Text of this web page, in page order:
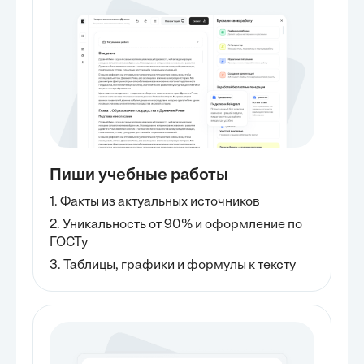
воздействие на
биоразнообразие. "Лукойл"
активно работает над снижением
этих рисков путем внедрения
передовых технологий и строгого
соблюдения экологических
стандартов. Компания также
осуществляет регулярные
проверки и аудиты, чтобы
необходимых требований и
предотвратить возможные
экологические происшествия. 3.
Риск изменения
законодательства: Нефтегазовая
изменениям в законодательстве,
которые могут повлиять на...
Пиши учебные работы
1. Факты из актуальных источников
2. Уникальность от 90% и оформление по
ГОСТу
3. Таблицы, графики и формулы к тексту